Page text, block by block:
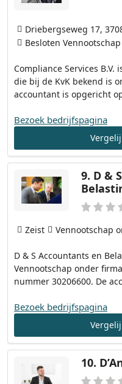
Compliance Services B.V.
die bij de KvK bekend is
accountant is opgericht
Driebergseweg 17,
Besloten Vennootschap
Bezoek bedrijfspagina
9. D &
D & S Accountants en
Vennootschap onder
nummer 30206600. De
Zeist Vennootschap
Bezoek bedrijfspagina
10.